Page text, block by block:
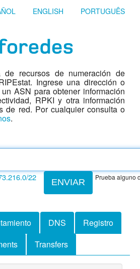
ENGLISH PORTUGUÊS
de recursos de numeración de
Ingrese una dirección o
ASN para obtener información
RPKI y otra información
de red. Por cualquier consulta o
.
ENVIAR
22 Prueba alguno
DNS
Registro
Transfers